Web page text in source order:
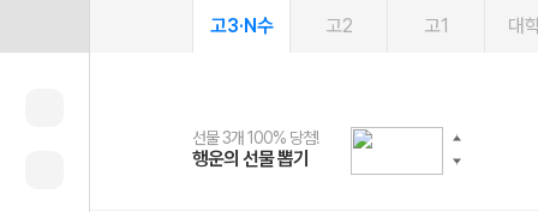
고3·N수 고2 고1 대
선물 3개 100% 당첨!
행운의 선물 뽑기
선물 100% 증정!
메가스터디 X 올리브
여름방학 스터디 캐시백
메가런 썸머스쿨
2027 러셀 단과
강사 공개선발
스마트러닝앱
설문 EVENT
메가패스
3일 무료 체험권
메가패스 수강생 무료혜택!
메가클럽 멤버십
사회공헌 캠페인
희망이룸 메가나눔